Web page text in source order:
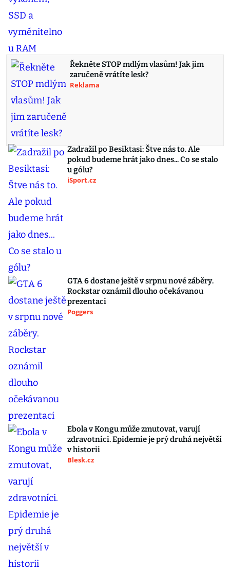
Řekněte STOP mdlým vlasům! Jak jim
zaručeně vrátíte lesk?
Reklama
Zadražil po Besiktasi: Štve nás to. Ale
pokud budeme hrát jako dnes... Co se stalo
u gólu?
iSport.cz
GTA 6 dostane ještě v srpnu nové záběry.
Rockstar oznámil dlouho očekávanou
prezentaci
Poggers
Ebola v Kongu může zmutovat, varují
zdravotníci. Epidemie je prý druhá největší
v historii
Blesk.cz